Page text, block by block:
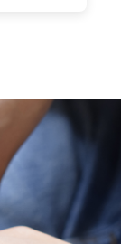
多
種
款
式。
可
在